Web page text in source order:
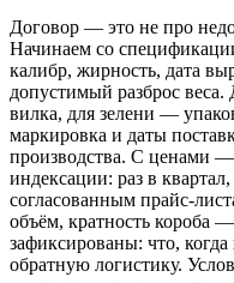
Договор — это не про
Начинаем со
калибр, жирность, дата
допустимый разброс
вилка, для зелени —
маркировка и даты
производства. С ценами
индексации: раз в
согласованным прайс-
объём, кратность короба
зафиксированы: что,
обратную логистику.